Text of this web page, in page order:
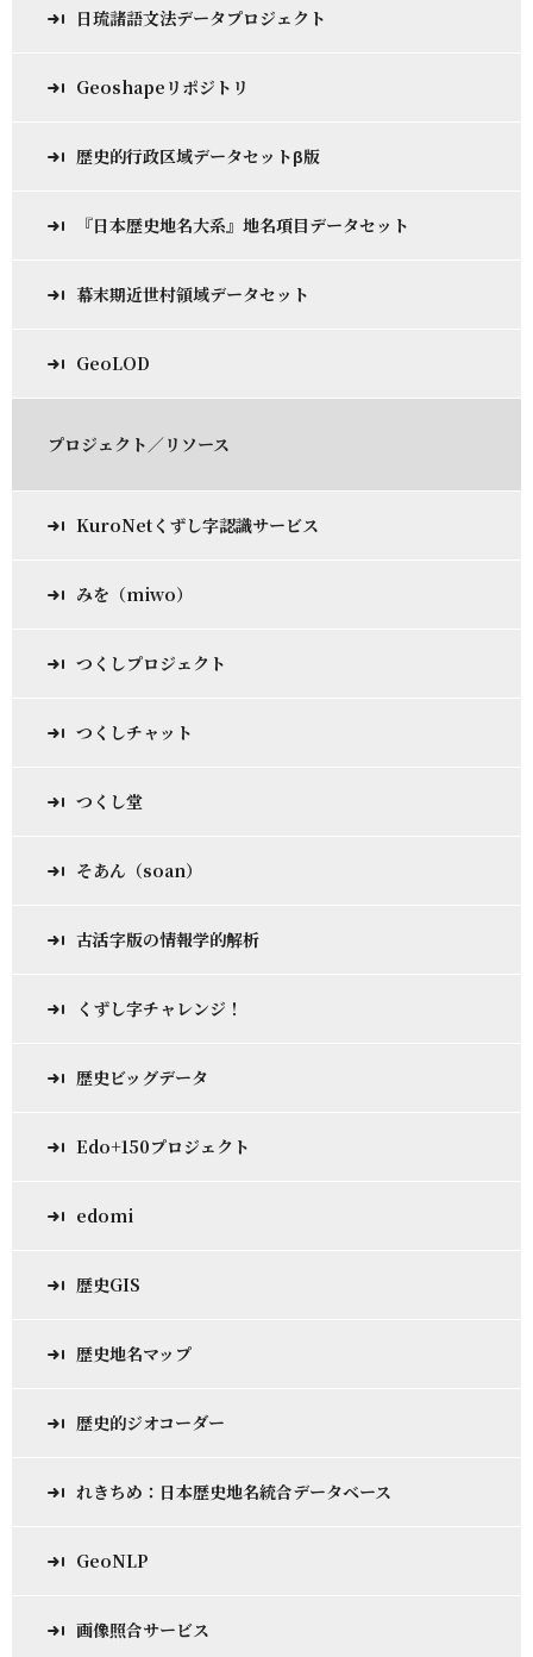
日琉諸語文法データプロジェクト
Geoshapeリポジトリ
歴史的行政区域データセットβ版
『日本歴史地名大系』地名項目データセット
幕末期近世村領域データセット
GeoLOD
プロジェクト／リソース
KuroNetくずし字認識サービス
みを（miwo）
つくしプロジェクト
つくしチャット
つくし堂
そあん（soan）
古活字版の情報学的解析
くずし字チャレンジ！
歴史ビッグデータ
Edo+150プロジェクト
edomi
歴史GIS
歴史地名マップ
歴史的ジオコーダー
れきちめ：日本歴史地名統合データベース
GeoNLP
画像照合サービス